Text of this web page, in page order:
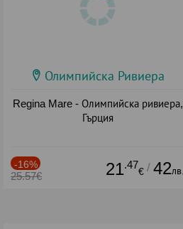
Олимпийска Ривиера
Regina Mare - Олимпийска ривиера,
Гърция
-16%
25.57€ 21.47
€ / 42лв.